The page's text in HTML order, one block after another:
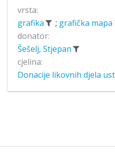
vrsta:
grafika
; grafička mapa
donator:
Šešelj, Stjepan
cjelina:
Donacije likovnih djela